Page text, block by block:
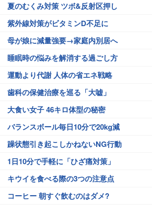
夏のむくみ対策 ツボ&反射区押し
紫外線対策がビタミンD不足に
母が娘に減量強要→家庭内別居へ
睡眠時の悩みを解消する過ごし方
運動より代謝 人体の省エネ戦略
歯科の保健治療を巡る「大嘘」
大食い女子 46キロ体型の秘密
バランスボール毎日10分で20kg減
躁状態引き起こしかねないNG行動
1日10分で手軽に「ひざ痛対策」
キウイを食べる際の3つの注意点
コーヒー 朝すぐ飲むのはダメ?